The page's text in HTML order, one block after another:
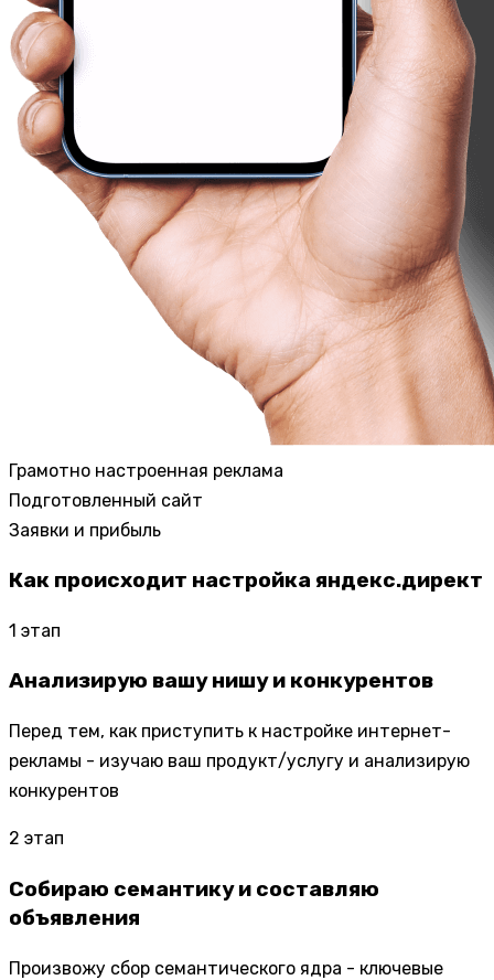
Грамотно настроенная реклама
Подготовленный сайт
Заявки и прибыль
Как происходит настройка яндекс.директ
1 этап
Анализирую вашу нишу и конкурентов
Перед тем, как приступить к настройке интернет-
рекламы - изучаю ваш продукт/услугу и анализирую
конкурентов
2 этап
Собираю семантику и составляю
объявления
Произвожу сбор семантического ядра - ключевые